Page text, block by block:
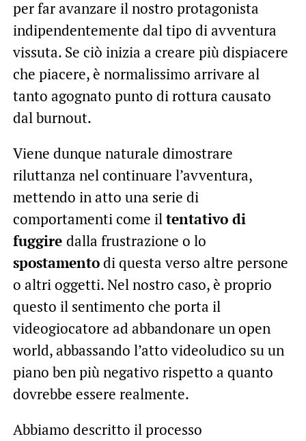
per far avanzare il nostro protagonista
indipendentemente dal tipo di avventura
vissuta. Se ciò inizia a creare più dispiacere
che piacere, è normalissimo arrivare al
tanto agognato punto di rottura causato
dal burnout.
Viene dunque naturale dimostrare
riluttanza nel continuare l’avventura,
mettendo in atto una serie di
comportamenti come iltentativo di
fuggire dalla frustrazione o lo
spostamentodi questa verso altre persone
o altri oggetti. Nel nostro caso, è proprio
questo il sentimento che porta il
videogiocatore ad abbandonare un open
world, abbassando l’atto videoludico su un
piano ben più negativo rispetto a quanto
dovrebbe essere realmente.
Abbiamo descritto il processo